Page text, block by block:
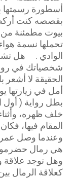
أسطورة رسمتها
بقصصه كنت
بيوت مطمئنة من
تحملها نسمة
الوادي . هل
شخصياتك في
الحقيقة لا أشعر
أمل في زيارتها
بطل رواية ( أول
خلف ظهره،
المقام فيها،
وعندما وصل عمر
هي رمال
وهل توجد
كعلاقة الرمال